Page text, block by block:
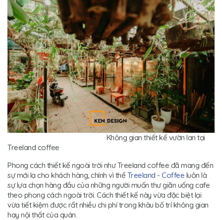
Không gian thiết kế vườn lan tại
Treeland coffee
Phong cách thiết kế ngoài trời như Treeland coffee đã mang đến
sự mới lạ cho khách hàng, chính vì thế Treeland - Coffee luôn là
sự lựa chọn hàng đầu của những người muốn thư giãn uống cafe
theo phong cách ngoài trời. Cách thiết kế này vừa đặc biệt lại
vừa tiết kiệm được rất nhiều chi phí trong khâu bố trí không gian
hay nội thất của quán.